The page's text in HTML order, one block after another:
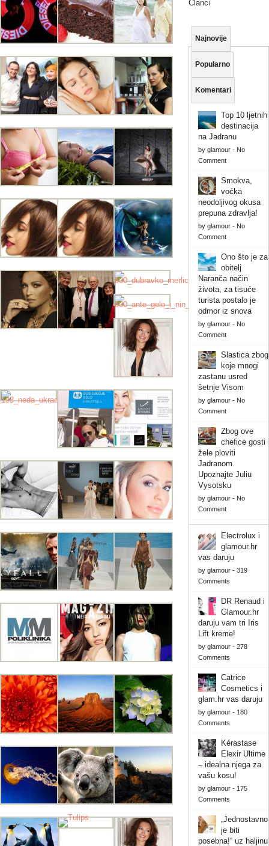
Članci
Najnovije
Popularno
Komentari
Top 10 ljetnih
destinacija
na Jadranu
by glamour- No
Comment
Smokva,
voćka
neodoljivog okusa
prepuna zdravlja!
by glamour- No
Comment
Ono što je za
obitelj
Naranča način
života, za tisuće
turista postalo je
odmor iz snova
by glamour- No
Comment
Slastica zbog
koje mnogi
zastanu usred
šetnje Visom
by glamour- No
Comment
Zbog ove
chefice gosti
žele ploviti
Jadranom.
Upoznajte Juliu
Vysotsku
by glamour- No
Comment
Electrolux i
glamour.hr
vas daruju
by glamour- 319
Comments
DR Renaud i
Glamour.hr
daruju vam tri Iris
Lift kreme!
by glamour- 278
Comments
Catrice
Cosmetics i
glam.hr vas daruju
by glamour- 180
Comments
Kérastase
Elexir Ultime
– idealna njega za
vašu kosu!
by glamour- 175
Comments
„Jednostavno
je biti
posebna!“ uz haljinu